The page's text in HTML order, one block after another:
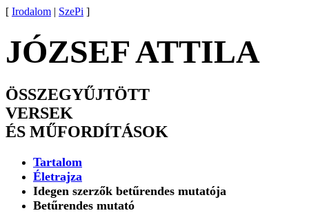
[ Irodalom | SzePi ]
JÓZSEF ATTILA
ÖSSZEGYŰJTÖTT
VERSEK
ÉS MŰFORDÍTÁSOK
Tartalom
Életrajza
Idegen szerzők betűrendes mutatója
Betűrendes mutató